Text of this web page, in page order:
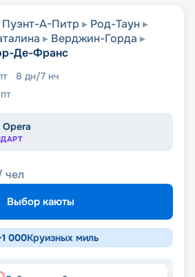
Пуэнт-А-Питр
Род-Таун
Верджин-Горда
Де-Франс
8 дн/7 нч
пт
Opera
чел
Выбор каюты
1 000Круизных миль